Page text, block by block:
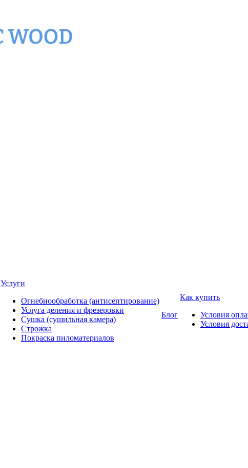
Услуги
Огнебиообработка (антисептирование)
Услуга деления и фрезеровки
Сушка (сушильная камера)
Строжка
Покраска пиломатериалов
Блог
Как купить
Условия
Условия